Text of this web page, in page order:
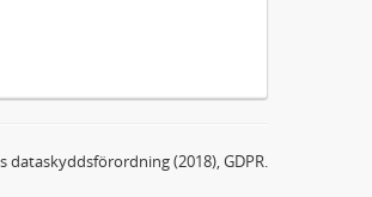
(2018), GDPR.